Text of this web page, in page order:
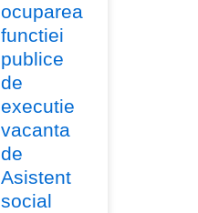
ocuparea
functiei
publice
de
executie
vacanta
de
Asistent
social